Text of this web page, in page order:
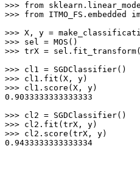
>>> from
>>> from ITMO_FS.embedded
>>> X, y =
>>> sel = MOS()
>>> trX =
>>> cl1 = SGDClassifier()
>>> cl1.fit(X, y)
>>> cl1.score(X, y)
0.9033333333333333
>>> cl2 = SGDClassifier()
>>> cl2.fit(trX, y)
>>> cl2.score(trX, y)
0.9433333333333334